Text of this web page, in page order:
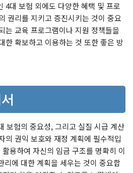
4대 보험 외에도 다양한 혜택 및 프로
권리를 지키고 증진시키는 것이 중요
는 교육 프로그램이나 지원 정책들을
한 확보하고 이용하는 것 또한 좋은 방
보험의 중요성, 그리고 실질 시급 계산
의 권익 보호와 재정 계획에 필수적입
용하여 자신의 임금 구조를 명확히 이
리에 대한 계획을 세우는 것이 중요합